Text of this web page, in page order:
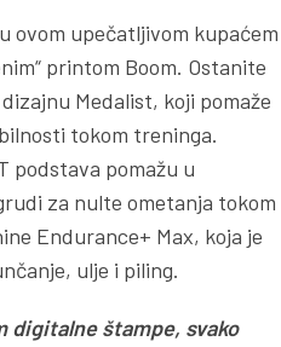
ovom upečatljivom kupaćem
printom Boom. Ostanite
Medalist, koji pomaže
tokom treninga.
podstava pomažu u
za nulte ometanja tokom
Endurance+ Max, koja je
ulje i piling.
digitalne štampe, svako